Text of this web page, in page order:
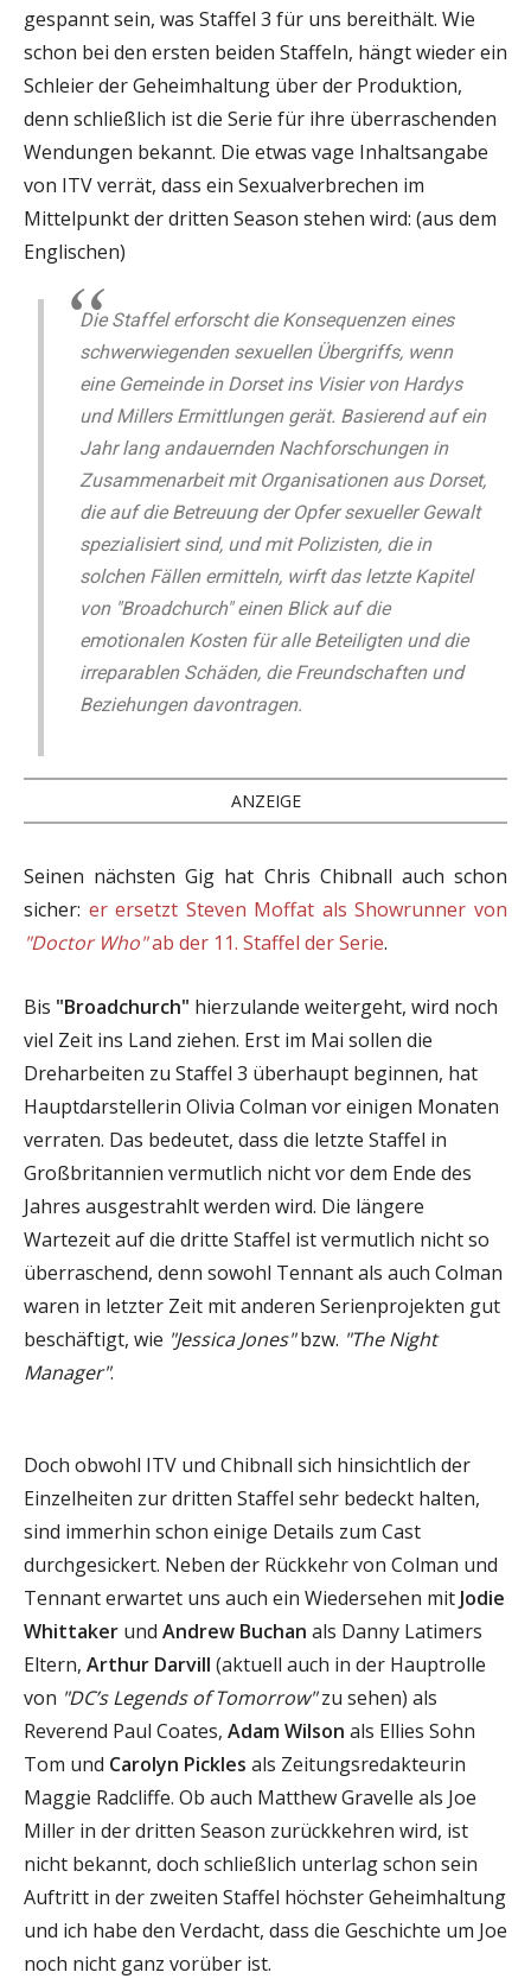
gespannt sein, was Staffel 3 für uns bereithält. Wie
schon bei den ersten beiden Staffeln, hängt wieder ein
Schleier der Geheimhaltung über der Produktion,
denn schließlich ist die Serie für ihre überraschenden
Wendungen bekannt. Die etwas vage Inhaltsangabe
von ITV verrät, dass ein Sexualverbrechen im
Mittelpunkt der dritten Season stehen wird: (aus dem
Englischen)
Die Staffel erforscht die Konsequenzen eines
schwerwiegenden sexuellen Übergriffs, wenn
eine Gemeinde in Dorset ins Visier von Hardys
und Millers Ermittlungen gerät. Basierend auf ein
Jahr lang andauernden Nachforschungen in
Zusammenarbeit mit Organisationen aus Dorset,
die auf die Betreuung der Opfer sexueller Gewalt
spezialisiert sind, und mit Polizisten, die in
solchen Fällen ermitteln, wirft das letzte Kapitel
von "Broadchurch" einen Blick auf die
emotionalen Kosten für alle Beteiligten und die
irreparablen Schäden, die Freundschaften und
Beziehungen davontragen.
ANZEIGE
Seinen nächsten Gig hat Chris Chibnall auch schon
sicher: er ersetzt Steven Moffat als Showrunner von
"Doctor Who"ab der 11. Staffel der Serie.
Bis "Broadchurch" hierzulande weitergeht, wird noch
viel Zeit ins Land ziehen. Erst im Mai sollen die
Dreharbeiten zu Staffel 3 überhaupt beginnen, hat
Hauptdarstellerin Olivia Colman vor einigen Monaten
verraten. Das bedeutet, dass die letzte Staffel in
Großbritannien vermutlich nicht vor dem Ende des
Jahres ausgestrahlt werden wird. Die längere
Wartezeit auf die dritte Staffel ist vermutlich nicht so
überraschend, denn sowohl Tennant als auch Colman
waren in letzter Zeit mit anderen Serienprojekten gut
beschäftigt, wie "Jessica Jones"bzw. "The Night
Manager".
Doch obwohl ITV und Chibnall sich hinsichtlich der
Einzelheiten zur dritten Staffel sehr bedeckt halten,
sind immerhin schon einige Details zum Cast
durchgesickert. Neben der Rückkehr von Colman und
Tennant erwartet uns auch ein Wiedersehen mit Jodie
Whittaker und Andrew Buchan als Danny Latimers
Eltern, Arthur Darvill (aktuell auch in der Hauptrolle
von "DC’s Legends of Tomorrow"zu sehen) als
Reverend Paul Coates, Adam Wilson als Ellies Sohn
Tom und Carolyn Pickles als Zeitungsredakteurin
Maggie Radcliffe. Ob auch Matthew Gravelle als Joe
Miller in der dritten Season zurückkehren wird, ist
nicht bekannt, doch schließlich unterlag schon sein
Auftritt in der zweiten Staffel höchster Geheimhaltung
und ich habe den Verdacht, dass die Geschichte um Joe
noch nicht ganz vorüber ist.